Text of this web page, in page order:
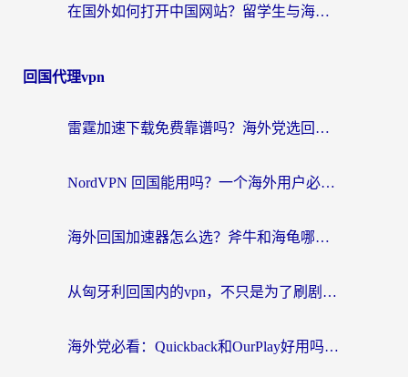
在国外如何打开中国网站？留学生与海外华人的无缝访问指南
回国代理vpn
雷霆加速下载免费靠谱吗？海外党选回国加速器的避坑指南（附热门工具对比）
NordVPN 回国能用吗？一个海外用户必须面对的真实困境
海外回国加速器怎么选？斧牛和海龟哪个好？一篇帮你避开坑的实用指南
从匈牙利回国内的vpn，不只是为了刷剧那么简单
海外党必看：Quickback和OurPlay好用吗？3分钟选对回国加速器，无缝刷剧玩游戏